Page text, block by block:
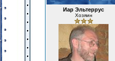
Иар Эльтеррус
Хозяин